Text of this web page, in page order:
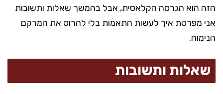
הזה הוא הגרסה הקלאסית, אבל בהמשך שאלות ותשובות
אני מפרטת איך לעשות התאמות בלי להרוס את המרקם
הנימוח.
שאלות ותשובות